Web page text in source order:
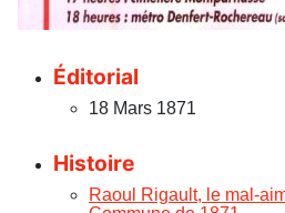
Éditorial
18 Mars 1871
Histoire
Raoul Rigault, le mal-